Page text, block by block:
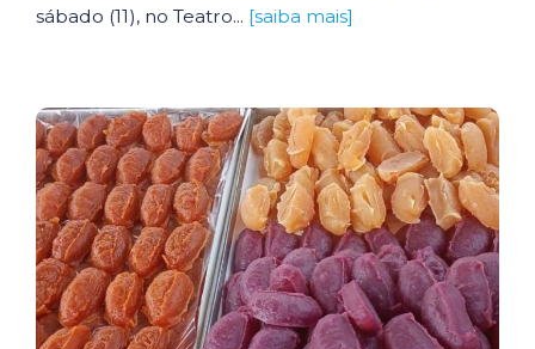
sábado (11), no Teatro... [saiba mais]